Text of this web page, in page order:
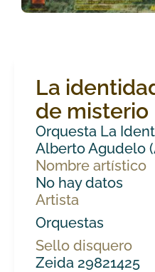
La
de misterio
Orquesta La
Alberto Agudelo
Nombre artístico
No hay datos
Artista
Orquestas
Sello disquero
Zeida 29821425